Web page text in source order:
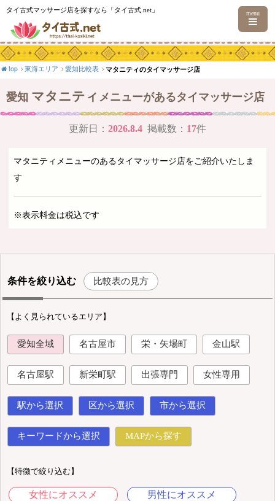
タイ古式マッサージ店を探すなら「タイ古式.net」 menu
top 東海エリア 愛知比較表 マタニティのタイマッサージ店
愛知 マタニティ メニューがあるタイマッサージ店
更新日： 2026.8.4 掲載数： 17件
マタニティメニューのあるタイマッサージ店をご紹介いたしま
す
※表示料金は税込です
条件を絞り込む 比較表の見方
【よく見られているエリア】
愛知全域 名古屋市 栄・矢場町 金山駅
名古屋駅 新栄町駅 出張専門 女性専用
駅から選択 区から選択 市から選択
キーワードから選択 MAPから探す
【特徴で絞り込む】
女性にオススメ 男性にオススメ